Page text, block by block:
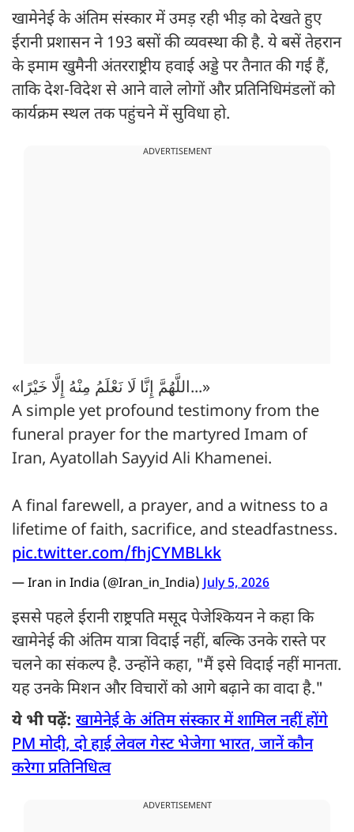
खामेनेई के अंतिम संस्कार में उमड़ रही भीड़ को देखते हुए
ईरानी प्रशासन ने 193 बसों की व्यवस्था की है. ये बसें तेहरान
के इमाम खुमैनी अंतरराष्ट्रीय हवाई अड्डे पर तैनात की गई हैं,
ताकि देश-विदेश से आने वाले लोगों और प्रतिनिधिमंडलों को
कार्यक्रम स्थल तक पहुंचने में सुविधा हो.
ADVERTISEMENT
«اللَّهُمَّ إِنَّا لَا نَعْلَمُ مِنْهُ إِلَّا خَيْرًا...»
A simple yet profound testimony from the
funeral prayer for the martyred Imam of
Iran, Ayatollah Sayyid Ali Khamenei.
A final farewell, a prayer, and a witness to a
lifetime of faith, sacrifice, and steadfastness.
pic.twitter.com/fhjCYMBLkk
— Iran in India (@Iran_in_India)July 5, 2026
इससे पहले ईरानी राष्ट्रपति मसूद पेजेश्कियन ने कहा कि
खामेनेई की अंतिम यात्रा विदाई नहीं, बल्कि उनके रास्ते पर
चलने का संकल्प है. उन्होंने कहा, "मैं इसे विदाई नहीं मानता.
यह उनके मिशन और विचारों को आगे बढ़ाने का वादा है."
ये भी पढ़ें: खामेनेई के अंतिम संस्कार में शामिल नहीं होंगे
PM मोदी, दो हाई लेवल गेस्ट भेजेगा भारत, जानें कौन
करेगा प्रतिनिधित्व
ADVERTISEMENT